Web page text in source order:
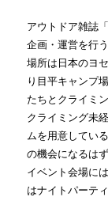
アウトドア雑誌
企画・運営を行
場所は日本のヨ
り目平キャンプ
たちとクライミ
クライミング未
ムを用意してい
の機会になるはず
イベント会場に
はナイトパーテ